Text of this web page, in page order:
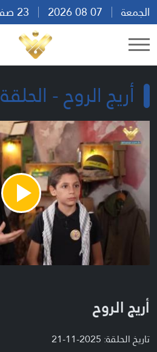
الجمعة
أريج الروح - الحلقة 30
Play
Video
أريج الروح
تاريخ الحلقة: 2025-11-21